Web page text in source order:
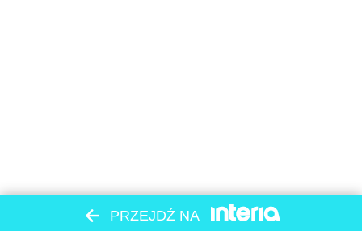
PRZEJDŹ NA